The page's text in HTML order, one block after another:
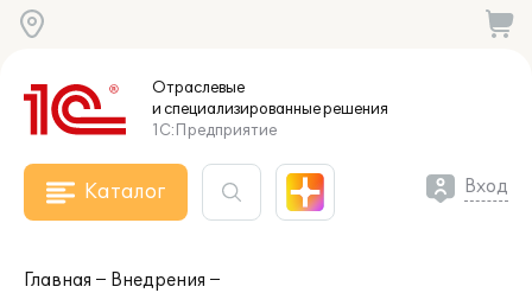
Отраслевые
и специализированныерешения
1С:Предприятие
Каталог Вход
Главная
Внедрения